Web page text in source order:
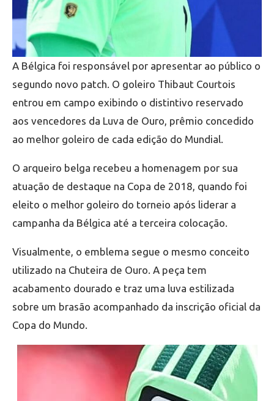
A Bélgica foi responsável por apresentar ao público o
segundo novo patch. O goleiro Thibaut Courtois
entrou em campo exibindo o distintivo reservado
aos vencedores da Luva de Ouro, prêmio concedido
ao melhor goleiro de cada edição do Mundial.
O arqueiro belga recebeu a homenagem por sua
atuação de destaque na Copa de 2018, quando foi
eleito o melhor goleiro do torneio após liderar a
campanha da Bélgica até a terceira colocação.
Visualmente, o emblema segue o mesmo conceito
utilizado na Chuteira de Ouro. A peça tem
acabamento dourado e traz uma luva estilizada
sobre um brasão acompanhado da inscrição oficial da
Copa do Mundo.